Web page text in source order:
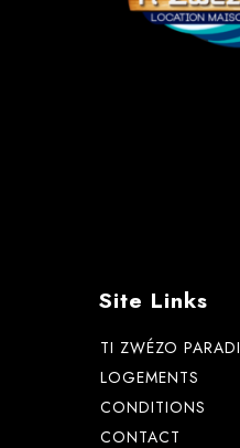
Site Links
TI ZWÉZO PARADI
LOGEMENTS
CONDITIONS
CONTACT